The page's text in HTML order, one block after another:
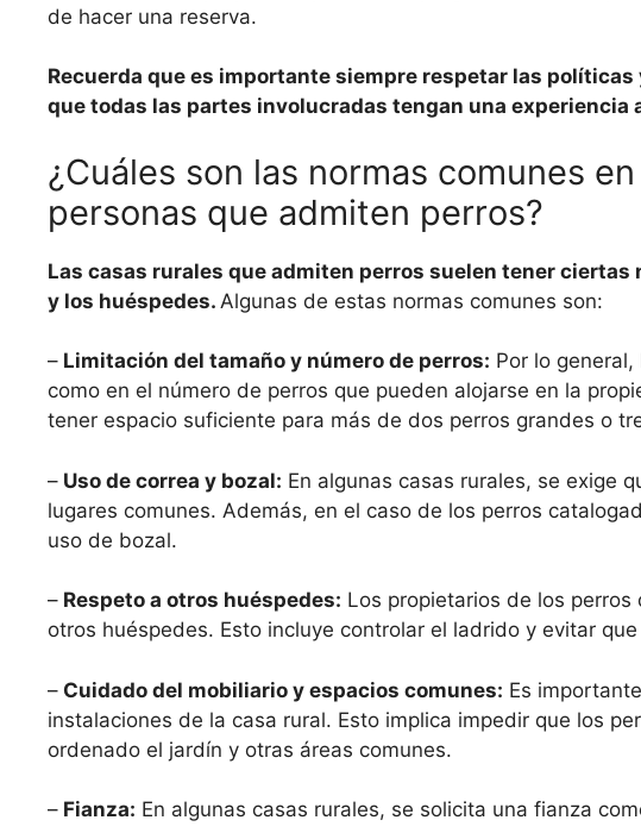
de hacer una reserva.
Recuerda que es importante siempre respetar las
que todas las partes involucradas tengan una experiencia
¿Cuáles son las normas comunes
personas que admiten perros?
Las casas rurales que admiten perros suelen tener
y los huéspedes. Algunas de estas normas comunes son:
– Limitación del tamaño y número de perros: Por lo
como en el número de perros que pueden alojarse en la
tener espacio suficiente para más de dos perros grandes o
– Uso de correa y bozal: En algunas casas rurales, se exige
lugares comunes. Además, en el caso de los perros
uso de bozal.
– Respeto a otros huéspedes: Los propietarios de los
otros huéspedes. Esto incluye controlar el ladrido y evitar
– Cuidado del mobiliario y espacios comunes: Es
instalaciones de la casa rural. Esto implica impedir que los
ordenado el jardín y otras áreas comunes.
– Fianza: En algunas casas rurales, se solicita una fianza